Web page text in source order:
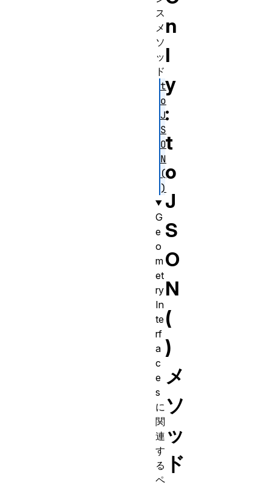
n
l
y
:
t
o
J
S
O
N
(
)
メ
ソ
ッ
ド
ス
メ
ソ
ッ
ド
t
o
J
S
O
N
(
)
G
e
o
m
et
ry
In
te
rf
a
c
e
s
に
関
連
す
る
ペ